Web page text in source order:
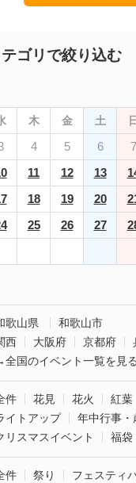
ゴリで絞り込む
木 金 土 日
4 5 6
7
11 12 13
18 19 20
25 26 27
歌山県
和歌山市
西
大阪府 京都府
全国のイベント一覧を見る
件 花見 花火 紅葉
イトアップ
年中行事・
リスマスイベント
福袋
件 祭り フェスティ